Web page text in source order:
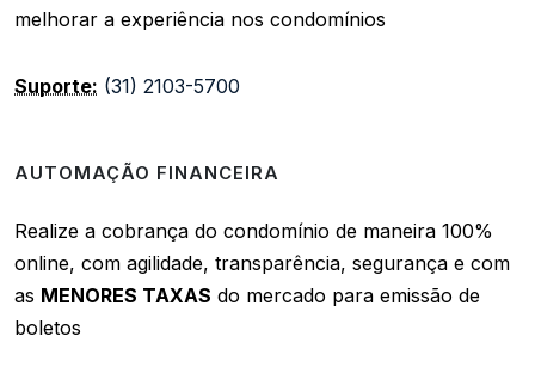
melhorar a experiência nos condomínios
Suporte: (31) 2103-5700
AUTOMAÇÃO FINANCEIRA
Realize a cobrança do condomínio de maneira 100%
online, com agilidade, transparência, segurança e com
as MENORES TAXAS do mercado para emissão de
boletos